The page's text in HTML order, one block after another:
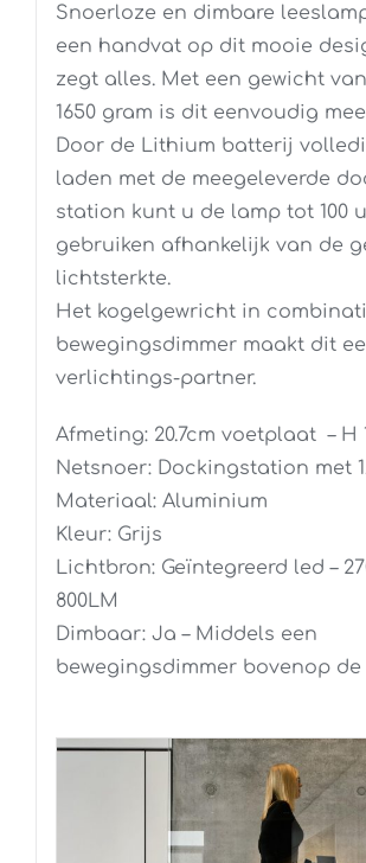
Snoerloze en dimbare
een handvat op dit mooie
zegt alles. Met een gewicht
1650 gram is dit eenvoudig
Door de Lithium batterij
laden met de meegeleverde
station kunt u de lamp tot 100
gebruiken afhankelijk van de
lichtsterkte.
Het kogelgewricht in
bewegingsdimmer maakt dit
verlichtings-partner.
Afmeting: 20.7cm voetplaat – H
Netsnoer: Dockingstation met
Materiaal: Aluminium
Kleur: Grijs
Lichtbron: Geïntegreerd led –
800LM
Dimbaar: Ja – Middels een
bewegingsdimmer bovenop de